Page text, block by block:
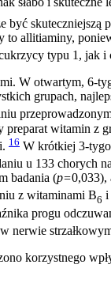
być skuteczniejszą
allitiaminy,
typu 1, jak
W otwartym, 6-
grupach,
witamin z
16 W krótkiej 3-
u 133 chorych
badania (p=0,033),
z witaminami B6 i
progu
nerwie
korzystnego